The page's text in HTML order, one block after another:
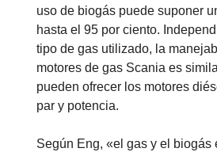
uso de biogás puede suponer
hasta el 95 por ciento.
tipo de gas utilizado, la
motores de gas Scania es
pueden ofrecer los motores
par y potencia.
Según Eng, «el gas y el biogás